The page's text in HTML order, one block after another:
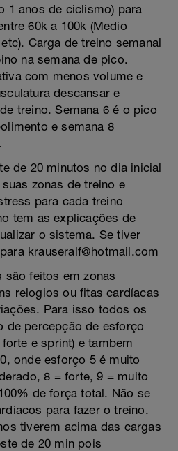
1 anos de ciclismo) para
60k a 100k (Medio
Carga de treino semanal
na semana de pico.
com menos volume e
descansar e
treino. Semana 6 é o pico
e semana 8
de 20 minutos no dia inicial
zonas de treino e
para cada treino
tem as explicações de
o sistema. Se tiver
krauseralf@hotmail.com
são feitos em zonas
relogios ou fitas cardíacas
Para isso todos os
de percepção de esforço
e sprint) e tambem
onde esforço 5 é muito
8 = forte, 9 = muito
de força total. Não se
para fazer o treino.
tiverem acima das cargas
de 20 min pois